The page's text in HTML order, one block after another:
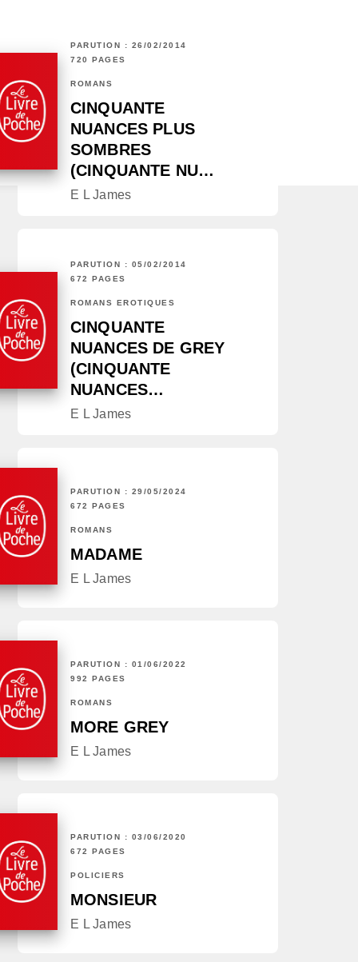
PARUTION : 26/02/2014
720 PAGES
ROMANS
CINQUANTE
NUANCES PLUS
SOMBRES
(CINQUANTE NU…
E L James
PARUTION : 05/02/2014
672 PAGES
ROMANS ÉROTIQUES
CINQUANTE
NUANCES DE GREY
(CINQUANTE
NUANCES…
E L James
PARUTION : 29/05/2024
672 PAGES
ROMANS
MADAME
E L James
PARUTION : 01/06/2022
992 PAGES
ROMANS
MORE GREY
E L James
PARUTION : 03/06/2020
672 PAGES
POLICIERS
MONSIEUR
E L James